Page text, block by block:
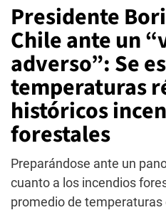
Presidente
Chile ante un
adverso”: Se
temperaturas
históricos
forestales
Preparándose ante un
cuanto a los incendios
promedio de temperaturas